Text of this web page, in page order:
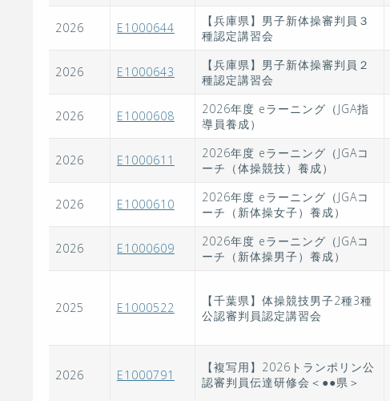
2026 E1000644
【兵庫県】男子新体操審判員３
種認定講習会
2026 E1000643
【兵庫県】男子新体操審判員２
種認定講習会
2026 E1000608
2026年度 eラーニング（JGA指
導員養成）
2026 E1000611
2026年度 eラーニング（JGAコ
ーチ（体操競技）養成）
2026 E1000610
2026年度 eラーニング（JGAコ
ーチ（新体操女子）養成）
2026 E1000609
2026年度 eラーニング（JGAコ
ーチ（新体操男子）養成）
2025 E1000522
【千葉県】体操競技男子2種3種
公認審判員認定講習会
2026 E1000791
【複写用】2026トランポリン公
認審判員伝達研修会＜●●県＞